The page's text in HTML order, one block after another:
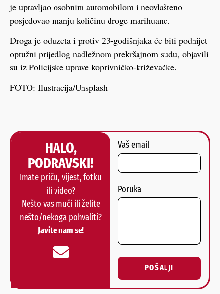
je upravljao osobnim automobilom i neovlašteno
posjedovao manju količinu droge marihuane.
Droga je oduzeta i protiv 23-godišnjaka će biti podnijet
optužni prijedlog nadležnom prekršajnom sudu, objavili
su iz Policijske uprave koprivničko-križevačke.
FOTO: Ilustracija/Unsplash
HALO,
PODRAVSKI!
Imate priču, vijest, fotku
ili video?
Nešto vas muči ili želite
nešto/nekoga pohvaliti?
Javite nam se!
Vaš email
Poruka
POŠALJI
Alternative: